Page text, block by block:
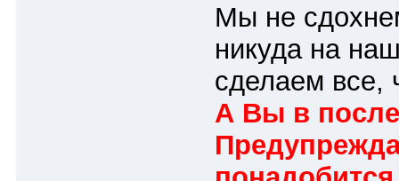
Мы не
никуда на
сделаем все,
А Вы в